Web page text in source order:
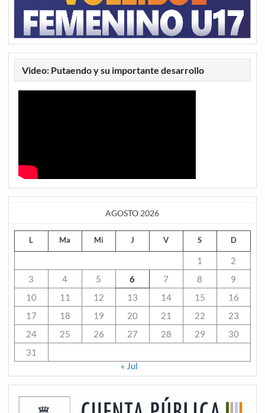
Video: Putaendo y su importante desarrollo
AGOSTO 2026
L Ma Mi J V S D
1
2
3
4 5 6 7 8
9
10
11 12 13 14 15
16
17
18 19 20 21 22
23
24
25 26 27 28 29
30
31
« Jul